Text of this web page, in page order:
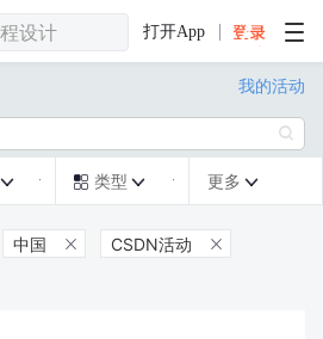
打开App
我的活动

  类型  更多 
中国  CSDN活动 